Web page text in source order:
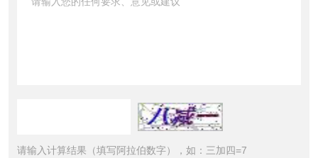
请输入计算结果（填写阿拉伯数字），如：三加四=7